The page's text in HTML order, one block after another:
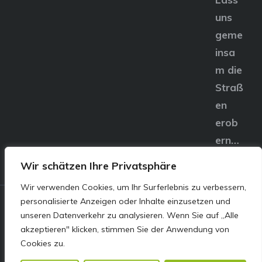
Wir schätzen Ihre Privatsphäre
Wir verwenden Cookies, um Ihr Surferlebnis zu verbessern,
personalisierte Anzeigen oder Inhalte einzusetzen und
unseren Datenverkehr zu analysieren. Wenn Sie auf „Alle
akzeptieren" klicken, stimmen Sie der Anwendung von
Cookies zu.
uns
geme
insa
m die
Straß
en
erob
ern…
© E&S Motors GmbH,
Linzer Straße 83 4240
Freistadt